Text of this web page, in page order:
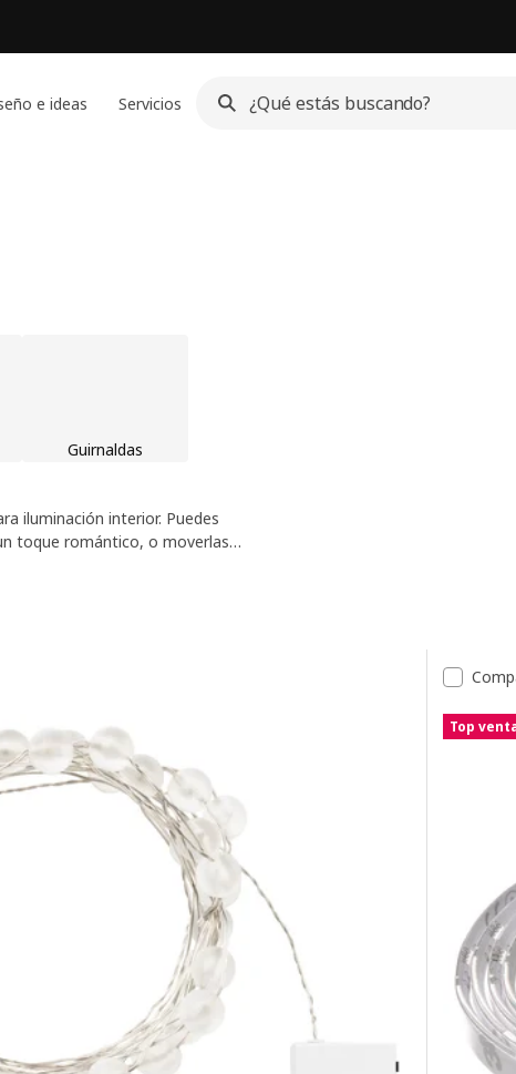
e ideas Servicios
Guirnaldas
iluminación interior. Puedes
toque romántico, o moverlas
Top